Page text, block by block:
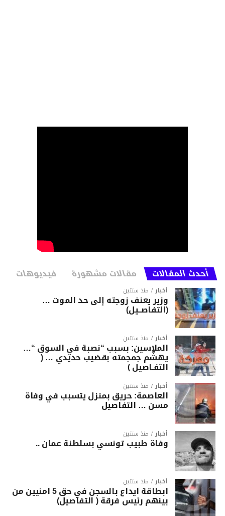
أحدث المقالات مقالات مشهورة فيديوهات
أخبار منذ سنتين
وزير يعنف زوجته إلى حد الموت …
(التفاصــيل)
أخبار منذ سنتين
الملاسين: بسبب “نصبة في السوق “…
يهشّم جمجمته بقضيب حديدي … (
التفـاصيل )
أخبار منذ سنتين
العاصمة: حريق بمنزل يتسبب في وفاة
مسن … التفاصيل
أخبار منذ سنتين
وفاة طبيب تونسي بسلطنة عمان ..
أخبار منذ سنتين
ابطاقة ايداع بالسجن في حق 5 امنيين من
بينهم رئيس فرقة ( التفاصيل)